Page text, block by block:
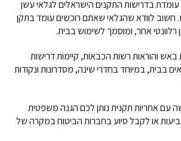
עומדת בדרישות התקנים הישראלים לגלאי עשן
חשוב לוודא שהגלאי שאתם רוכשים עומד בתקן
רלוונטי אחר, ומוסמך לשימוש בבית.
באש והוראות רשות הכבאות, קיימות דרישות
בבית, במיוחד בחדרי שינה, מסדרונות ונקודות
עם אחריות תקנית נותן לכם הגנה משפטית
או לקבל סיוע בחברות הביטוח במקרה של